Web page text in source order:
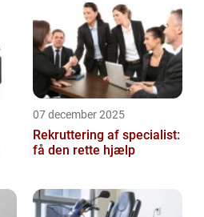
07 december 2025
Rekruttering af specialist:
få den rette hjælp